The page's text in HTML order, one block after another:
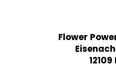
Flower